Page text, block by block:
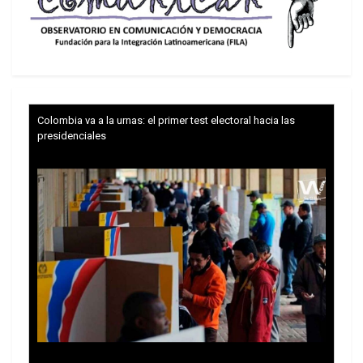
Por otra parte, el consumo de las familias tuvo
crecimiento positivo (0,9%) por segundo
recuperación del empleo y la expansión del
crédito. El resultado coincide con un período en el
que la vacunación empezaba a cobrar fuerza,
pasando del 12,7% de personas vacunadas con
las dos dosis en julio, al 43% a finales de
setiembre, con el consiguiente aumento de la
movilidad y la reapertura de los negocios.
Los números del IBGE destacan el sector de la
Colombia va a la urnas: el primer test electoral hacia las
presidenciales